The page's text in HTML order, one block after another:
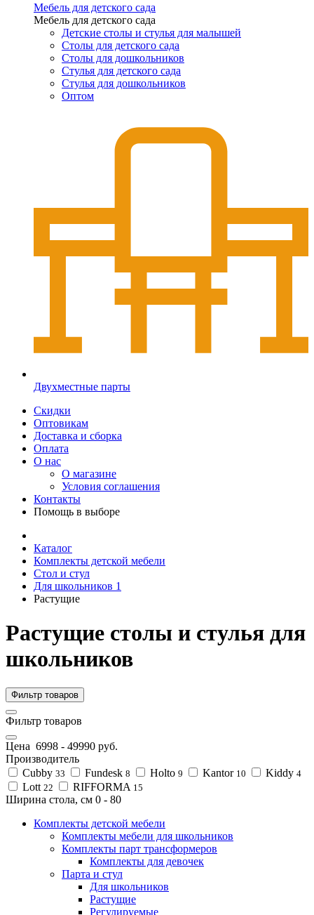
Мебель для детского сада
Мебель для детского сада
Детские столы и стулья для малышей
Столы для детского сада
Столы для дошкольников
Стулья для детского сада
Стулья для дошкольников
Оптом
Двухместные парты
Скидки
Оптовикам
Доставка и сборка
Оплата
О нас
О магазине
Условия соглашения
Контакты
Помощь в выборе
Каталог
Комплекты детской мебели
Стол и стул
Для школьников 1
Растущие
Растущие столы и стулья для
школьников
Фильтр товаров
Фильтр товаров
Цена 6998 - 49990 руб.
Производитель
Cubby 33 Fundesk 8 Holto 9 Kantor 10 Kiddy 4
Lott 22 RIFFORMA 15
Ширина стола, см 0 - 80
Комплекты детской мебели
Комплекты мебели для школьников
Комплекты парт трансформеров
Комплекты для девочек
Парта и стул
Для школьников
Растущие
Регулируемые